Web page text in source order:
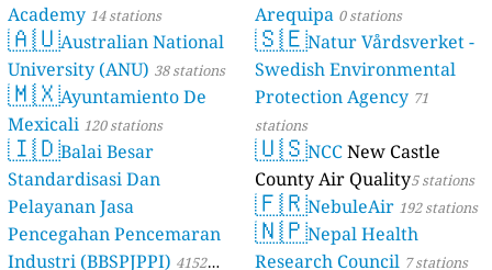
Academy 14 stations
🇦🇺Australian National
University (ANU) 38 stations
🇲🇽Ayuntamiento De
Mexicali 120 stations
🇮🇩Balai Besar
Standardisasi Dan
Pelayanan Jasa
Pencegahan Pencemaran
Industri (BBSPJPPI) 4152
Arequipa 0 stations
🇸🇪Natur Vårdsverket -
Swedish Environmental
Protection Agency 71
stations
🇺🇸NCCNew Castle
County Air Quality5 stations
🇫🇷NebuleAir 192 stations
🇳🇵Nepal Health
Research Council 7 stations